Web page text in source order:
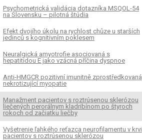
Psychometrická validácia dotazníka MSQOL-54
na Slovensku – pilotná štúdia
Efekt dvojího úkolu na rychlost chůze u starších
jedinců s kognitivním poklesem
Neuralgická amyotrofie asociovaná s
hepatitidou E jako vzácná příčina dyspnoe
Anti-HMGCR pozitivní imunitně zprostředkovaná
nekrotizující myopatie
Manažment pacientov s roztrúsenou sklerózou
liečených perorálnym kladribínom po štyroch
rokoch od začiatku liečby
Vyšetrenie ľahkého reťazca neurofilamentu v krvi
pacientov s roztrúsenou sklerózou